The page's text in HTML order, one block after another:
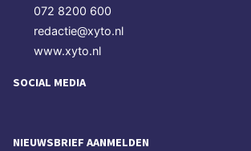
072 8200 600
redactie@xyto.nl
www.xyto.nl
SOCIAL MEDIA
NIEUWSBRIEF AANMELDEN